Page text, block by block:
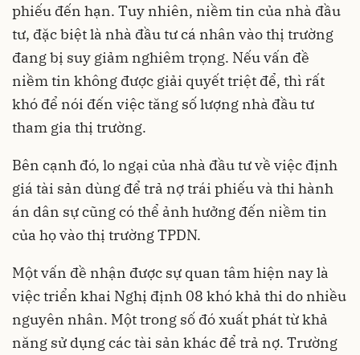
phiếu đến hạn. Tuy nhiên, niềm tin của nhà đầu
tư, đặc biệt là nhà đầu tư cá nhân vào thị trường
đang bị suy giảm nghiêm trọng. Nếu vấn đề
niềm tin không được giải quyết triệt để, thì rất
khó để nói đến việc tăng số lượng nhà đầu tư
tham gia thị trường.
Bên cạnh đó, lo ngại của nhà đầu tư về việc định
giá tài sản dùng để trả nợ trái phiếu và thi hành
án dân sự cũng có thể ảnh hưởng đến niềm tin
của họ vàothị trường TPDN.
Một vấn đề nhận được sự quan tâm hiện nay là
việc triển khai Nghị định 08 khó khả thi do nhiều
nguyên nhân. Một trong số đó xuất phát từ khả
năng sử dụng các tài sản khác để trả nợ. Trường